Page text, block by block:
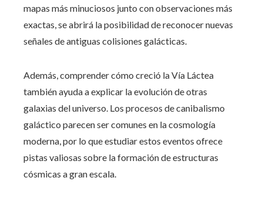
mapas más minuciosos junto con observaciones más
exactas, se abrirá la posibilidad de reconocer nuevas
señales de antiguas colisiones galácticas.
Además, comprender cómo creció la Vía Láctea
también ayuda a explicar la evolución de otras
galaxias del universo. Los procesos de canibalismo
galáctico parecen ser comunes en la cosmología
moderna, por lo que estudiar estos eventos ofrece
pistas valiosas sobre la formación de estructuras
cósmicas a gran escala.